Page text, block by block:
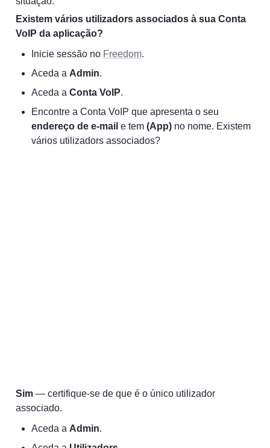
Existem vários utilizadors associados à sua Conta
VoIP da aplicação?
Inicie sessão no Freedom.
Aceda a Admin.
Aceda a Conta VoIP.
endereço de e-mail e tem (App) no nome. Existem
vários utilizadors associados?
Sim — certifique-se de que é o único utilizador
associado.
Aceda a Admin.